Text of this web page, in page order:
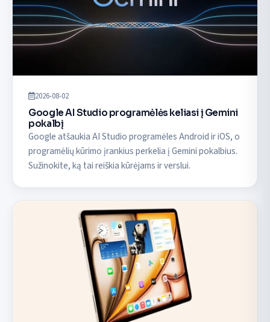
2026-08-02
Google AI Studio programėlės keliasi į Gemini
pokalbį
Google atšaukia AI Studio programėles Android ir iOS, o
programėlių kūrimo įrankius perkelia į Gemini pokalbius.
Sužinokite, ką tai reiškia kūrėjams ir verslui.